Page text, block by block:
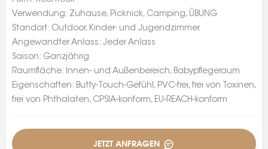
Verwendung: Zuhause, Picknick, Camping, ÜBUNG
Standort: Outdoor, Kinder- und Jugendzimmer
Angewandter Anlass: Jeder Anlass
Saison: Ganzjährig
Raumfläche: Innen- und Außenbereich, Babypflegeraum
Eigenschaften: Butty-Touch-Gefühl, PVC-frei, frei von Toxinen,
frei von Phthalaten, CPSIA-konform, EU-REACH-konform
JETZT ANFRAGEN